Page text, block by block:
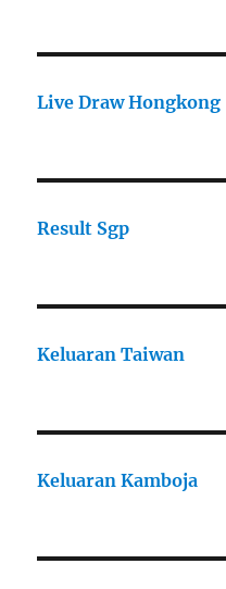
Live Draw Hongkong
Result Sgp
Keluaran Taiwan
Keluaran Kamboja